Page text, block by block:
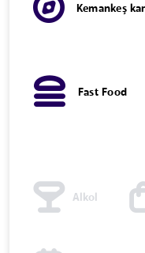
Kemankeş
Fast Food
Alkol